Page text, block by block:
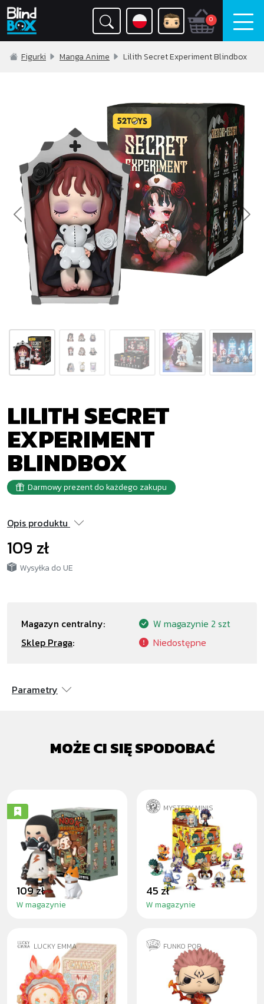
0
Figurki Manga Anime Lilith Secret Experiment Blindbox
Previous
LILITH SECRET
EXPERIMENT
BLINDBOX
Darmowy prezent do każdego zakupu
Opis produktu
109 zł
Wysyłka do UE
Magazyn centralny: W magazynie 2 szt
Sklep Praga: Niedostępne
Parametry
MOŻE CI SIĘ SPODOBAĆ
NOOK
WASTELAND
PARK BLINDBOX
109 zł
W magazynie
MYSTERY MINIS
MY HERO
ACADEMIA SERIES
2 - BLINDBOX
45 zł
W magazynie
LUCKY EMMA
EMMA FOREST
TEA PARTY -
BLINDBOX
FUNKO POP
RYOMEN SUKUNA
(FIRE ARROW)